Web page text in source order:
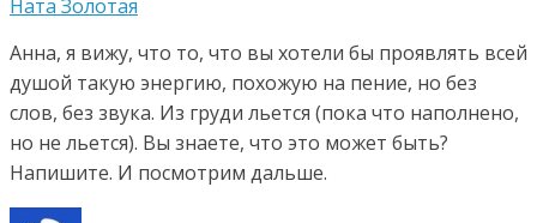
Ната Золотая
Анна, я вижу, что то, что вы хотели бы проявлять всей
душой такую энергию, похожую на пение, но без
слов, без звука. Из груди льется (пока что наполнено,
но не льется). Вы знаете, что это может быть?
Напишите. И посмотрим дальше.